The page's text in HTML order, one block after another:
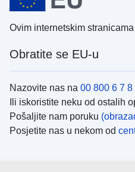
Ovim internetskim
Obratite se EU-u
Nazovite nas na 00 800 6 7 8
Ili iskoristite neku od ostalih
Pošaljite nam poruku
Posjetite nas u nekom od